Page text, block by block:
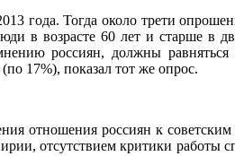
года. Тогда около трети
в возрасте 60 лет и старше
россиян, должны
17%), показал тот же опрос.
отношения россиян к
отсутствием критики